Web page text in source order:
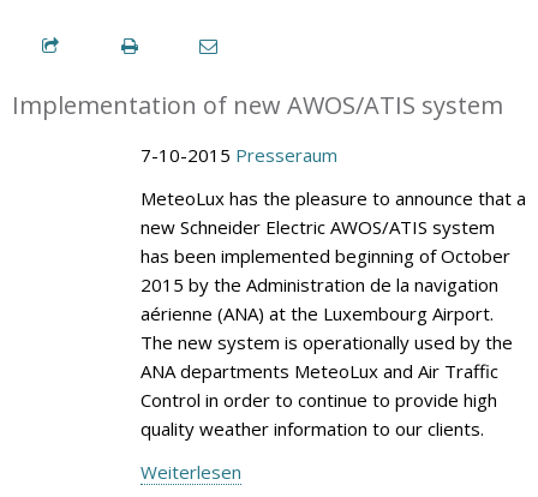
Implementation of new AWOS/ATIS system
7-10-2015 Presseraum
MeteoLux has the pleasure to announce that a
new Schneider Electric AWOS/ATIS system
has been implemented beginning of October
2015 by the Administration de la navigation
aérienne (ANA) at the Luxembourg Airport.
The new system is operationally used by the
ANA departments MeteoLux and Air Traffic
Control in order to continue to provide high
quality weather information to our clients.
Weiterlesen